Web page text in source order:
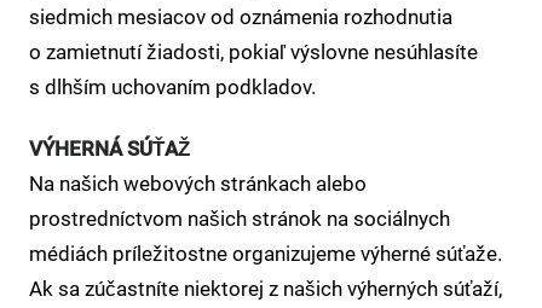
siedmich mesiacov od oznámenia rozhodnutia
o zamietnutí žiadosti, pokiaľ výslovne nesúhlasíte
s dlhším uchovaním podkladov.
VÝHERNÁ SÚŤAŽ
Na našich webových stránkach alebo
prostredníctvom našich stránok na sociálnych
médiách príležitostne organizujeme výherné súťaže.
Ak sa zúčastníte niektorej z našich výherných súťaží,